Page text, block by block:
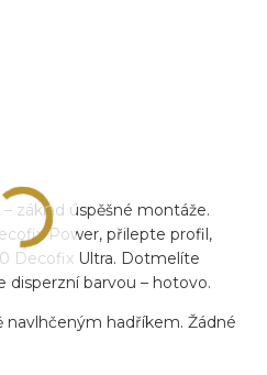
základ úspěšné montáže.
Power, přilepte profil,
Decofix Ultra. Dotmelíte
disperzní barvou – hotovo.
hadříkem. Žádné